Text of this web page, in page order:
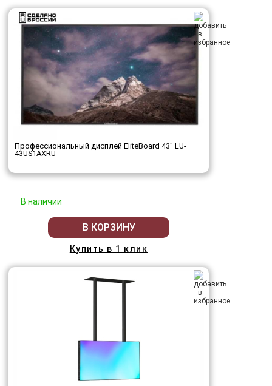
Профессиональный дисплей EliteBoard 43" LU-
43US1AXRU
В наличии
В КОРЗИНУ
Купить в 1 клик